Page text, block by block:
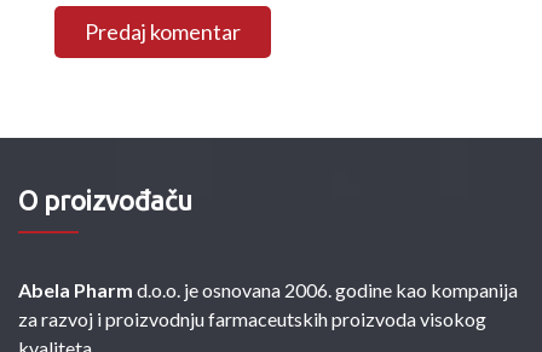
O proizvođaču
Abela Pharm d.o.o. je osnovana 2006. godine kao kompanija
za razvoj i proizvodnju farmaceutskih proizvoda visokog